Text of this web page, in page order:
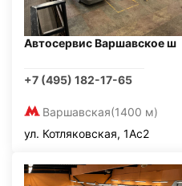
Автосервис Варшавское ш
+7 (495) 182-17-65
Варшавская(1400 м)
ул. Котляковская, 1Ас2